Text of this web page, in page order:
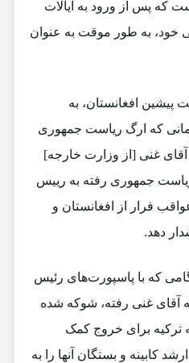
که پس از ورود به ایالات
خود، به طور موقت به عنوان
پیشین افغانستان، به
که ارگ ریاست جمهوری
غنی [از وزارت خارجه]
جمهوری رفته به رییس
فرار از افغانستان و
دهد.
که با پاسپورت‌های رئیس
آقای غنی رفته، شوکه شده
ترکیه برای خروج کمک
کابینه و بستگان آنها را به